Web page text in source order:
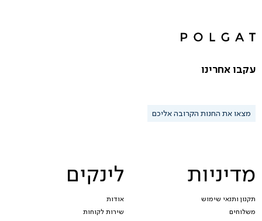
מדיניות
תקנון ותנאי שימוש
משלוחים
לינקים
אודות
שירות לקוחות
עקבו אחרינו
מצאו את החנות הקרובה אליכם